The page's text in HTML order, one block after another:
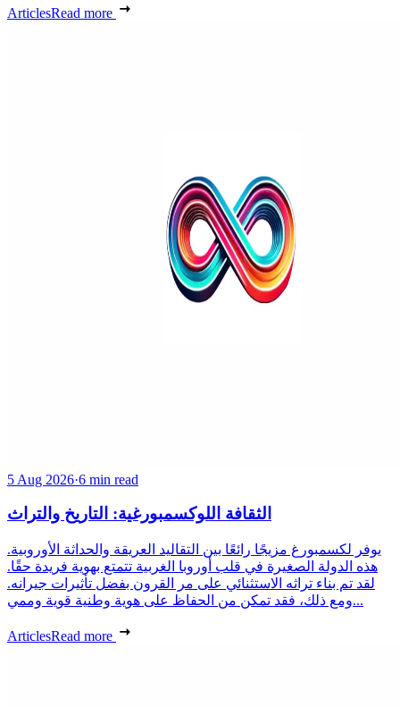
ArticlesRead more
5 Aug 2026·6 min read
الثقافة اللوكسمبورغية: التاريخ والتراث
يوفر لكسمبورغ مزيجًا رائعًا بين التقاليد العريقة والحداثة الأوروبية.
هذه الدولة الصغيرة في قلب أوروبا الغربية تتمتع بهوية فريدة حقًا.
لقد تم بناء تراثه الاستثنائي على مر القرون بفضل تأثيرات جيرانه.
ومع ذلك، فقد تمكن من الحفاظ على هوية وطنية قوية وممي...
ArticlesRead more